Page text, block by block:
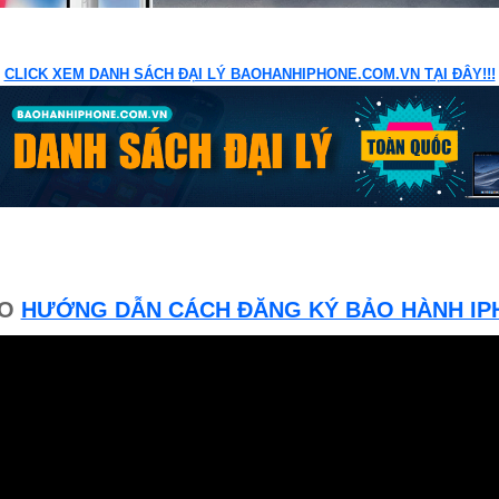
CLICK XEM DANH SÁCH ĐẠI LÝ BAOHANHIPHONE.COM.VN TẠI ĐÂY!!!
HƯỚNG DẪN CÁCH ĐĂNG KÝ BẢO HÀNH